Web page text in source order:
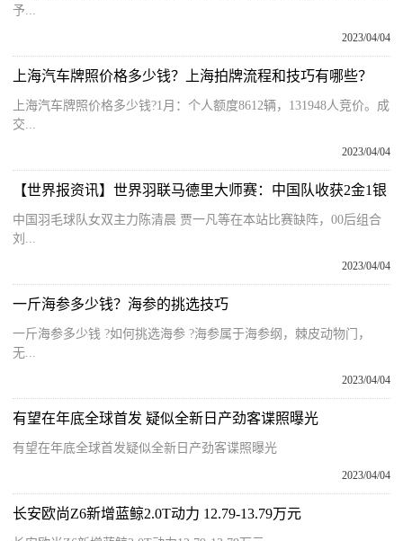
予...
2023/04/04
上海汽车牌照价格多少钱？上海拍牌流程和技巧有哪些？
上海汽车牌照价格多少钱?1月：个人额度8612辆，131948人竞价。成
交...
2023/04/04
【世界报资讯】世界羽联马德里大师赛：中国队收获2金1银
中国羽毛球队女双主力陈清晨 贾一凡等在本站比赛缺阵，00后组合
刘...
2023/04/04
一斤海参多少钱？海参的挑选技巧
一斤海参多少钱 ?如何挑选海参 ?海参属于海参纲，棘皮动物门，
无...
2023/04/04
有望在年底全球首发 疑似全新日产劲客谍照曝光
有望在年底全球首发疑似全新日产劲客谍照曝光
2023/04/04
长安欧尚Z6新增蓝鲸2.0T动力 12.79-13.79万元